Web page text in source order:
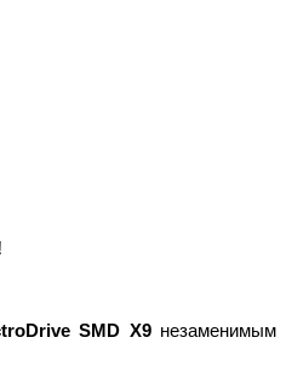
SMD X9незаменимым